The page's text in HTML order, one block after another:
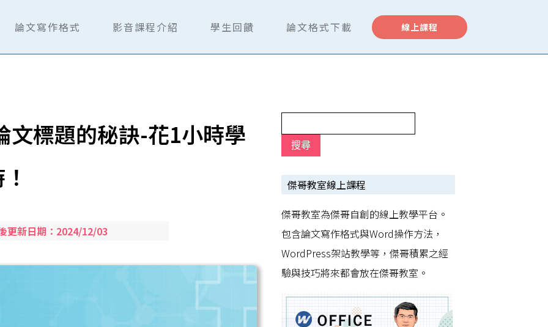
論文寫作格式 影音課程介紹 學生回饋 論文格式下載 線上課程
文標題的秘訣-花1小時學
更新日期： 2024/12/03
傑哥教室線上課程
傑哥教室為傑哥自創的線上教學平台。
包含論文寫作格式與Word操作方法，
WordPress架站教學等，傑哥積累之經
驗與技巧將來都會放在傑哥教室。